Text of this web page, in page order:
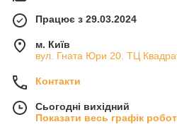
Працює з 29.03.2024
м. Київ
вул. Гната Юри 20. ТЦ
Контакти
Сьогодні вихідний
Показати весь графік